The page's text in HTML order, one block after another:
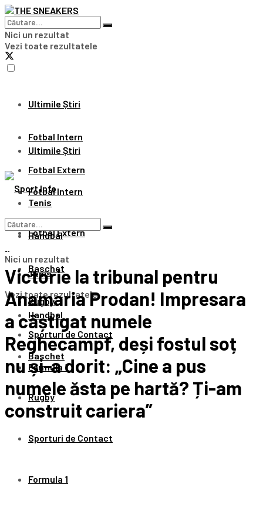
Nici un rezultat
Vezi toate rezultatele
Ultimile Știri
Fotbal Intern
Fotbal Extern
Tenis
Handbal
Baschet
Rugby
Sporturi de Contact
Formula 1
Ultimile Știri
Fotbal Intern
Fotbal Extern
Tenis
Handbal
Baschet
Rugby
Sporturi de Contact
Formula 1
Nici un rezultat
Vezi toate rezultatele
Victorie la tribunal pentru
Anamaria Prodan! Impresara
a câștigat numele
Reghecampf, deși fostul soț
nu și-a dorit: „Cine a pus
numele ăsta pe hartă? Ți-am
construit cariera”